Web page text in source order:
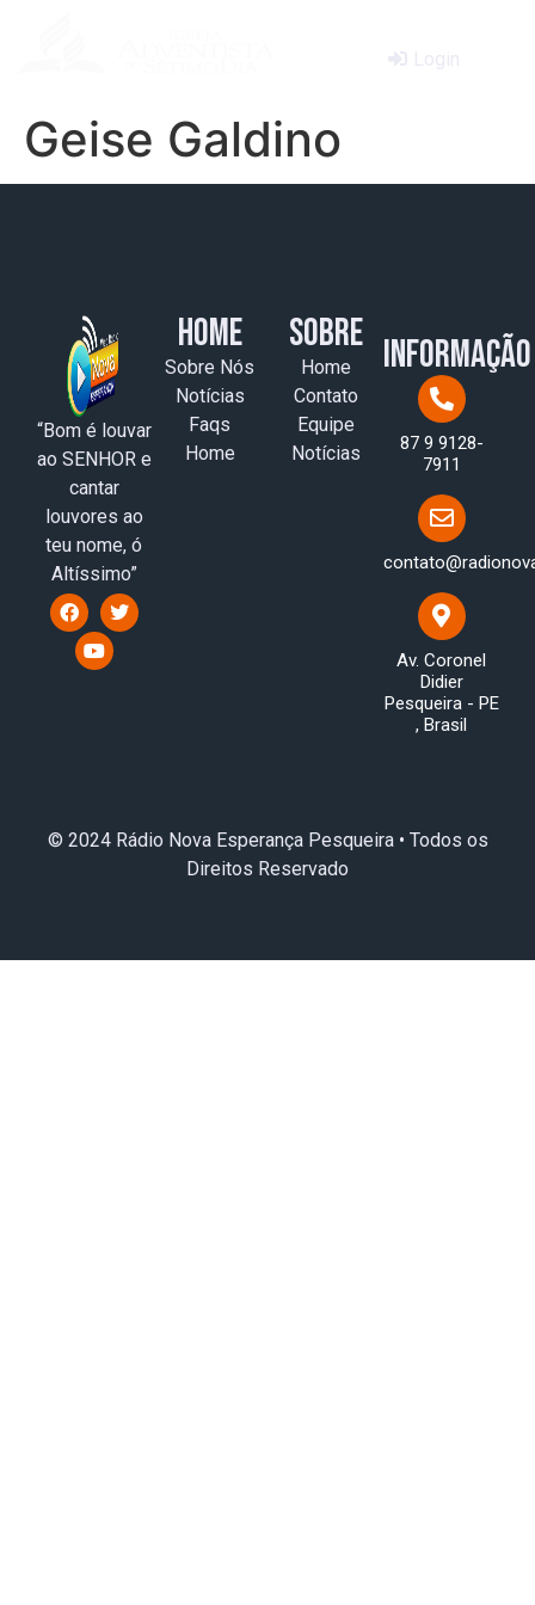
Geise Galdino
“Bom é louvar
ao SENHOR e
cantar
louvores ao
teu nome, ó
Altíssimo”
Home
Sobre Nós
Notícias
Faqs
Home
Sobre
Home
Contato
Equipe
Notícias
Informação
87 9 9128-
7911
Av. Coronel
Didier
Pesqueira - PE
, Brasil
© 2024 Rádio Nova Esperança Pesqueira • Todos os
Direitos Reservado